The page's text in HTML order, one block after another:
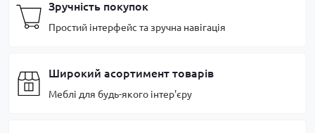
Зручність покупок
Простий інтерфейс та зручна навігація
Широкий асортимент товарів
Меблі для будь-якого інтер'єру